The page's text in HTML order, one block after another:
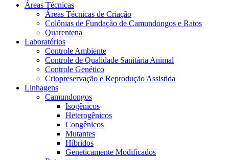
Áreas Técnicas
Áreas Técnicas de Criação
Colônias de Fundação de Camundongos e Ratos
Quarentena
Laboratórios
Controle Ambiente
Controle de Qualidade Sanitária Animal
Controle Genético
Criopreservação e Reprodução Assistida
Linhagens
Camundongos
Isogênicos
Heterogênicos
Congênicos
Mutantes
Híbridos
Geneticamente Modificados